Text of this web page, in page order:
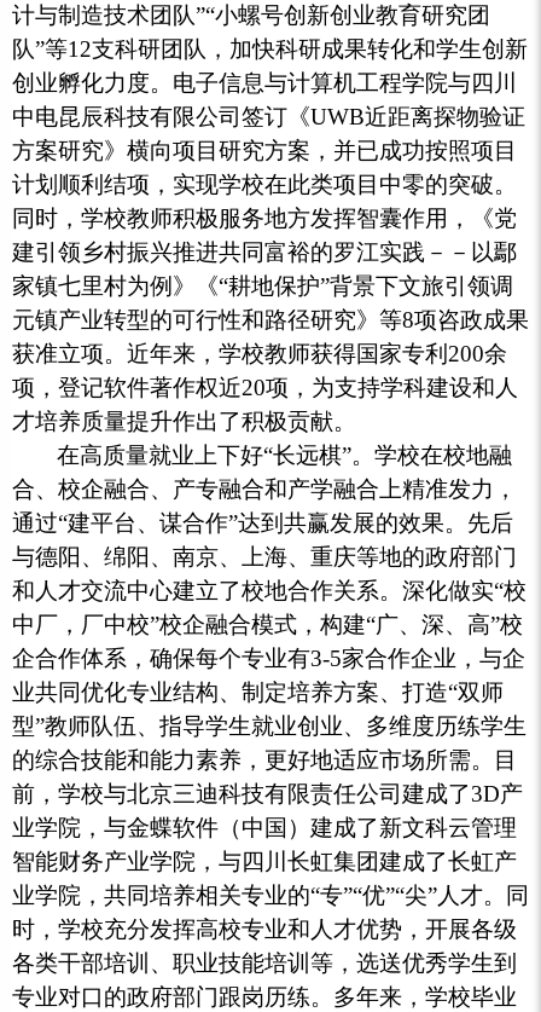
计与制造技术团队”“小螺号创新创业教育研究团
队”等12支科研团队，加快科研成果转化和学生创新
创业孵化力度。电子信息与计算机工程学院与四川
中电昆辰科技有限公司签订《UWB近距离探物验证
方案研究》横向项目研究方案，并已成功按照项目
计划顺利结项，实现学校在此类项目中零的突破。
同时，学校教师积极服务地方发挥智囊作用，《党
建引领乡村振兴推进共同富裕的罗江实践－－以鄢
家镇七里村为例》《“耕地保护”背景下文旅引领调
元镇产业转型的可行性和路径研究》等8项咨政成果
获准立项。近年来，学校教师获得国家专利200余
项，登记软件著作权近20项，为支持学科建设和人
才培养质量提升作出了积极贡献。
在高质量就业上下好“长远棋”。学校在校地融
合、校企融合、产专融合和产学融合上精准发力，
通过“建平台、谋合作”达到共赢发展的效果。先后
与德阳、绵阳、南京、上海、重庆等地的政府部门
和人才交流中心建立了校地合作关系。深化做实“校
中厂，厂中校”校企融合模式，构建“广、深、高”校
企合作体系，确保每个专业有3-5家合作企业，与企
业共同优化专业结构、制定培养方案、打造“双师
型”教师队伍、指导学生就业创业、多维度历练学生
的综合技能和能力素养，更好地适应市场所需。目
前，学校与北京三迪科技有限责任公司建成了3D产
业学院，与金蝶软件（中国）建成了新文科云管理
智能财务产业学院，与四川长虹集团建成了长虹产
业学院，共同培养相关专业的“专”“优”“尖”人才。同
时，学校充分发挥高校专业和人才优势，开展各级
各类干部培训、职业技能培训等，选送优秀学生到
专业对口的政府部门跟岗历练。多年来，学校毕业